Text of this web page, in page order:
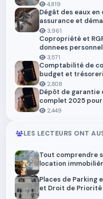
4,819
Dégât des eaux
assurance et
3,961
Copropriété et
donnees
3,571
Comptabilité de
budget et
2,808
Dépôt de garantie
complet 2025
2,449
LES LECTEURS ONT
Tout comprendre
location
Places de Parking
et Droit de Priorité